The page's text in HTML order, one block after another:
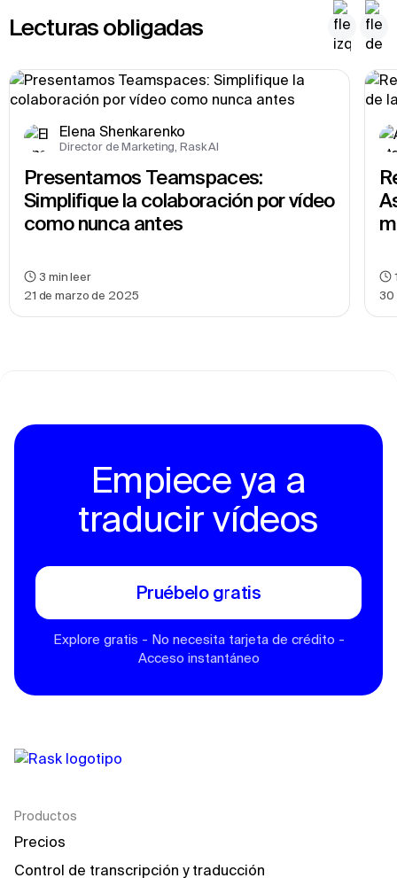
Lecturas obligadas
Elena Shenkarenko
Director de Marketing, Rask AI
Presentamos Teamspaces:
Simplifique la colaboración por vídeo
como nunca antes
21 de marzo de 2025
3 min leer
30
Empiece ya a
traducir vídeos
Pruébelo gratis
Explore gratis - No necesita tarjeta de crédito -
Acceso instantáneo
Productos
Precios
Control de transcripción y traducción